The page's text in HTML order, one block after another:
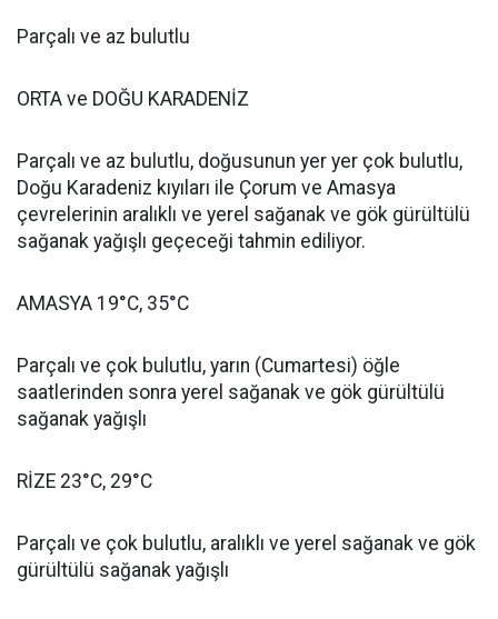
Parçalı ve az bulutlu
ORTA ve DOĞU KARADENİZ
Parçalı ve az bulutlu, doğusunun yer yer çok bulutlu,
Doğu Karadeniz kıyıları ile Çorum ve Amasya
çevrelerinin aralıklı ve yerel sağanak ve gök gürültülü
sağanak yağışlı geçeceği tahmin ediliyor.
AMASYA 19°C, 35°C
Parçalı ve çok bulutlu, yarın (Cumartesi) öğle
saatlerinden sonra yerel sağanak ve gök gürültülü
sağanak yağışlı
RİZE 23°C, 29°C
Parçalı ve çok bulutlu, aralıklı ve yerel sağanak ve gök
gürültülü sağanak yağışlı